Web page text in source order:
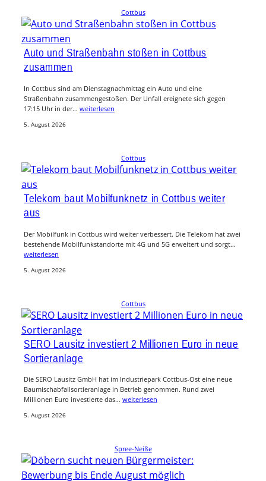
Cottbus
Auto und Straßenbahn stoßen in Cottbus
zusammen
In Cottbus sind am Dienstagnachmittag ein Auto und eine
Straßenbahn zusammengestoßen. Der Unfall ereignete sich gegen
17:15 Uhr in der… weiterlesen
5. August 2026
Cottbus
Telekom baut Mobilfunknetz in Cottbus weiter
aus
Der Mobilfunk in Cottbus wird weiter verbessert. Die Telekom hat zwei
bestehende Mobilfunkstandorte mit 4G und 5G erweitert und sorgt…
weiterlesen
5. August 2026
Cottbus
SERO Lausitz investiert 2 Millionen Euro in neue
Sortieranlage
Die SERO Lausitz GmbH hat im Industriepark Cottbus-Ost eine neue
Baumischabfallsortieranlage in Betrieb genommen. Rund zwei
Millionen Euro investierte das… weiterlesen
5. August 2026
Spree-Neiße